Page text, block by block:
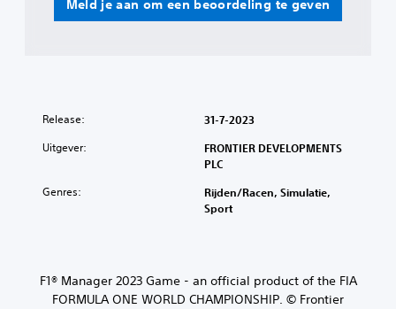
Meld je aan om een beoordeling te geven
Release: 31-7-2023
Uitgever:
FRONTIER DEVELOPMENTS
PLC
Genres:
Rijden/racen, Simulatie,
Sport
F1® Manager 2023 Game - an official product of the FIA
FORMULA ONE WORLD CHAMPIONSHIP. © Frontier